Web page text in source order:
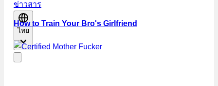
ข่าวสาร
ไทย
How to Train Your Bro's Girlfriend